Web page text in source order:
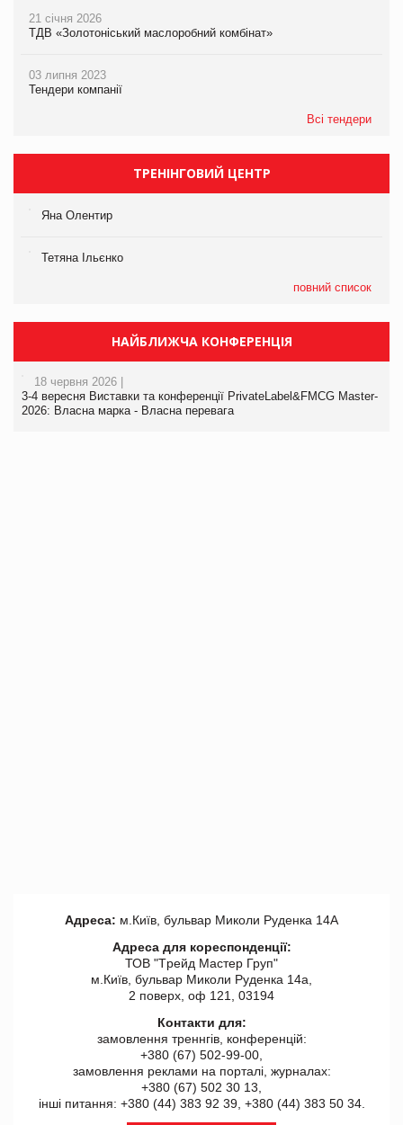
21 січня 2026
ТДВ «Золотоніський маслоробний комбінат»
03 липня 2023
Тендери компанії
Всі тендери
ТРЕНІНГОВИЙ ЦЕНТР
Яна Олентир
Тетяна Ільєнко
повний список
НАЙБЛИЖЧА КОНФЕРЕНЦІЯ
18 червня 2026 |
3-4 вересня Виставки та конференції PrivateLabel&FMCG Master-
2026: Власна марка - Власна перевага
Адреса: м.Київ, бульвар Миколи Руденка 14А
Адреса для кореспонденції:
ТОВ "Tрейд Мастер Груп"
м.Київ, бульвар Миколи Руденка 14а,
2 поверх, оф 121, 03194
Контакти для:
замовлення треннгів, конференцій:
+380 (67) 502-99-00,
замовлення реклами на порталі, журналах:
+380 (67) 502 30 13,
інші питання: +380 (44) 383 92 39, +380 (44) 383 50 34.